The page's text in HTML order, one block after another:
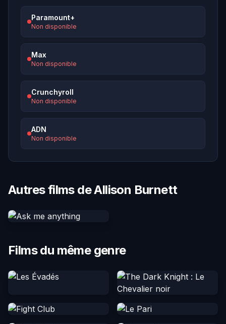
Paramount+
Non disponible
Max
Non disponible
Crunchyroll
Non disponible
ADN
Non disponible
Autres films de Allison Burnett
Films du même genre